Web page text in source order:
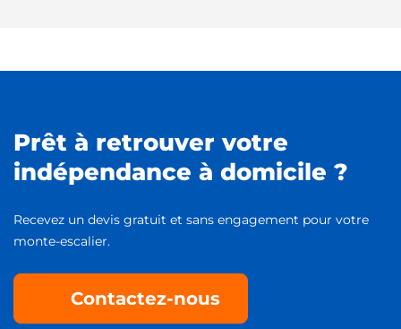
Prêt à retrouver votre
indépendance à domicile ?
Recevez un devis gratuit et sans engagement pour votre
monte-escalier.
Contactez-nous